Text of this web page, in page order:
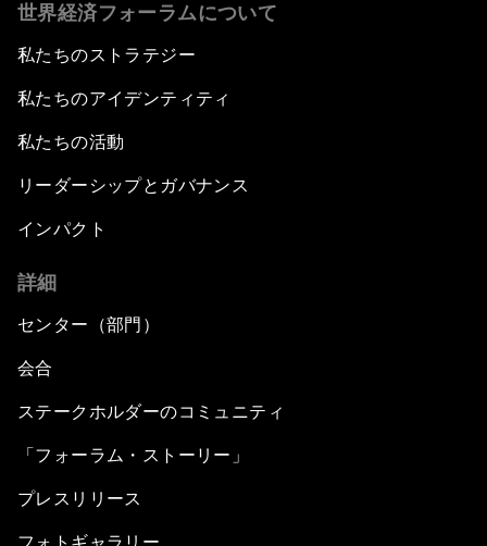
世界経済フォーラムについて
私たちのストラテジー
私たちのアイデンティティ
私たちの活動
リーダーシップとガバナンス
インパクト
詳細
センター（部門）
会合
ステークホルダーのコミュニティ
「フォーラム・ストーリー」
プレスリリース